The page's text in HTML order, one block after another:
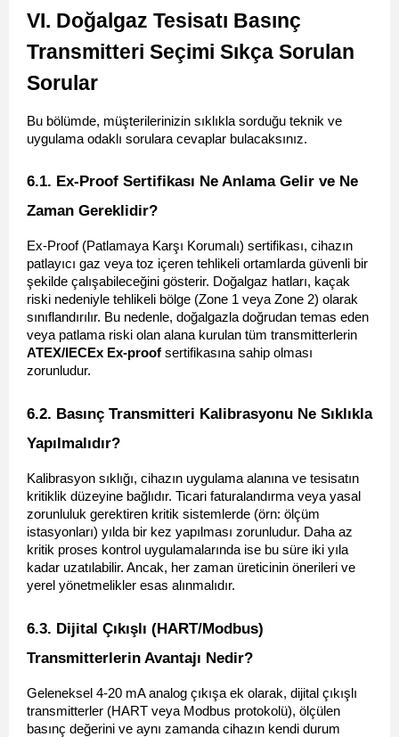
VI. Doğalgaz Tesisatı Basınç
Transmitteri Seçimi Sıkça Sorulan
Sorular
Bu bölümde, müşterilerinizin sıklıkla sorduğu teknik ve
uygulama odaklı sorulara cevaplar bulacaksınız.
6.1. Ex-Proof Sertifikası Ne Anlama Gelir ve Ne
Zaman Gereklidir?
Ex-Proof (Patlamaya Karşı Korumalı) sertifikası, cihazın
patlayıcı gaz veya toz içeren tehlikeli ortamlarda güvenli bir
şekilde çalışabileceğini gösterir. Doğalgaz hatları, kaçak
riski nedeniyle tehlikeli bölge (Zone 1 veya Zone 2) olarak
sınıflandırılır. Bu nedenle, doğalgazla doğrudan temas eden
ATEX/IECEx Ex-proof sertifikasına sahip olması
zorunludur.
6.2. Basınç Transmitteri Kalibrasyonu Ne Sıklıkla
Yapılmalıdır?
Kalibrasyon sıklığı, cihazın uygulama alanına ve tesisatın
kritiklik düzeyine bağlıdır. Ticari faturalandırma veya yasal
zorunluluk gerektiren kritik sistemlerde (örn: ölçüm
istasyonları) yılda bir kez yapılması zorunludur. Daha az
kritik proses kontrol uygulamalarında ise bu süre iki yıla
kadar uzatılabilir. Ancak, her zaman üreticinin önerileri ve
yerel yönetmelikler esas alınmalıdır.
6.3. Dijital Çıkışlı (HART/Modbus)
Transmitterlerin Avantajı Nedir?
Geleneksel 4-20 mA analog çıkışa ek olarak, dijital çıkışlı
transmitterler (HART veya Modbus protokolü), ölçülen
basınç değerini ve aynı zamanda cihazın kendi durum